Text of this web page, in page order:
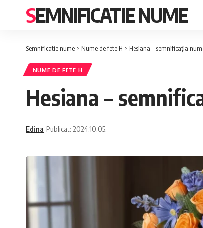
SEMNIFICATIE NUME
Semnificatie nume > Nume de fete H > Hesiana – semnificația
NUME DE FETE H
Hesiana –
Edina Publicat: 2024.10.05.